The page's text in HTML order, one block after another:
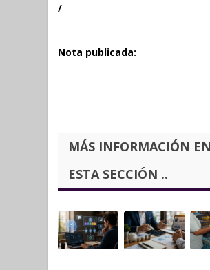
/
Nota publicada:
MÁS INFORMACIÓN EN
ESTA SECCIÓN ..